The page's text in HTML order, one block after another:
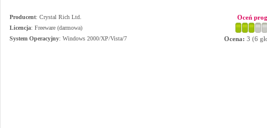
Producent: Crystal Rich Ltd.
Licencja: Freeware (darmowa)
System Operacyjny: Windows 2000/XP/Vista/7
Oceń
Ocena: 3 (6